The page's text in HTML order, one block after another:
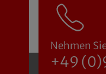
Nehmen
+49